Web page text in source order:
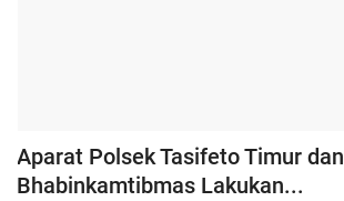
Aparat Polsek Tasifeto Timur dan
Bhabinkamtibmas Lakukan...